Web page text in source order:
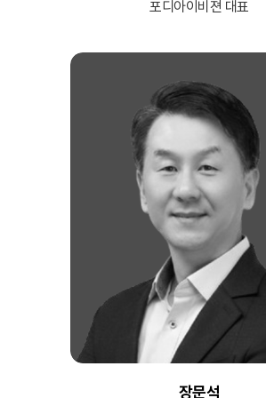
포디아이비젼 대표
장문석